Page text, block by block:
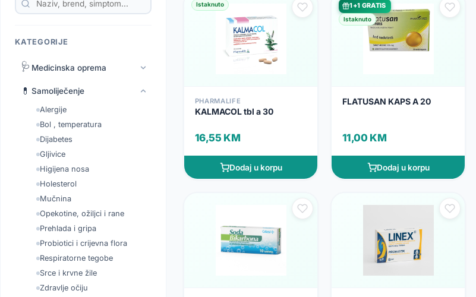
KATEGORIJE
🩺 Medicinska oprema
💊 Samoliječenje
Alergije
Bol , temperatura
Dijabetes
Gljivice
Higijena nosa
Holesterol
Mučnina
Opekotine, ožiljci i rane
Prehlada i gripa
Probiotici i crijevna flora
Respiratorne tegobe
Srce i krvne žile
Zdravlje očiju
Istaknuto
PHARMALIFE
KALMACOL tbl a 30
16,55 KM
Dodaj u korpu
1+1 GRATIS
Istaknuto
FLATUSAN KAPS A 20
11,00 KM
Dodaj u korpu